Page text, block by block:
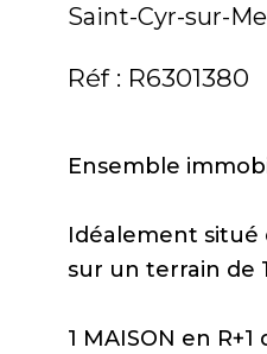
Saint-Cyr-sur-
Réf : R6301380
Ensemble
Idéalement situé
sur un terrain de
1 MAISON en